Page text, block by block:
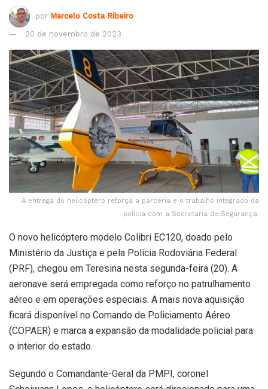
por Marcelo Costa Ribeiro
20 de novembro de 2023
A entrega do helicóptero reforça a parceria e o trabalho integrado da
polícia com a Secretaria de Segurança.
O novo helicóptero modelo Colibri EC120, doado pelo
Ministério da Justiça e pela Polícia Rodoviária Federal
(PRF), chegou em Teresina nesta segunda-feira (20). A
aeronave será empregada como reforço no patrulhamento
aéreo e em operações especiais. A mais nova aquisição
ficará disponível no Comando de Policiamento Aéreo
(COPAER) e marca a expansão da modalidade policial para
o interior do estado.
Segundo o Comandante-Geral da PMPI, coronel